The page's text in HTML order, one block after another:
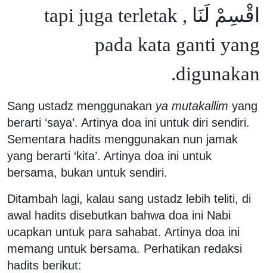
اقْسِمْ لَنَا , tapi juga terletak
pada kata ganti yang
digunakan.
Sang ustadz menggunakan ya mutakallim yang
berarti ‘saya’. Artinya doa ini untuk diri sendiri.
Sementara hadits menggunakan nun jamak
yang berarti ‘kita’. Artinya doa ini untuk
bersama, bukan untuk sendiri.
Ditambah lagi, kalau sang ustadz lebih teliti, di
awal hadits disebutkan bahwa doa ini Nabi
ucapkan untuk para sahabat. Artinya doa ini
memang untuk bersama. Perhatikan redaksi
hadits berikut: